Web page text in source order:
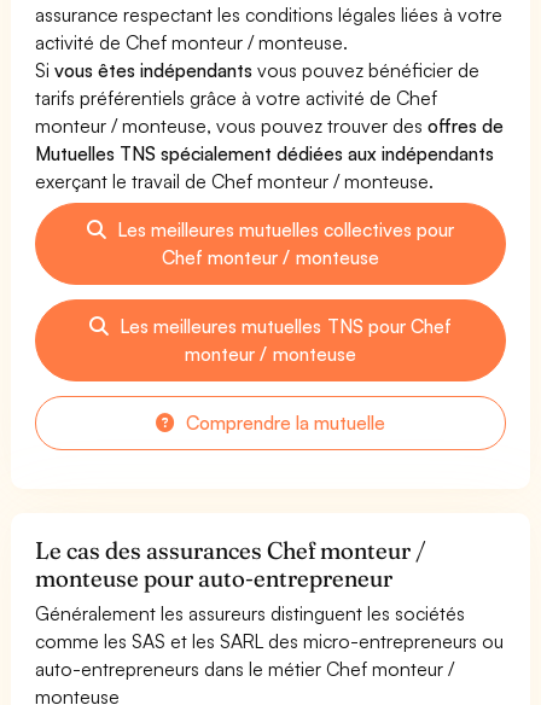
assurance respectant les conditions légales liées à votre
activité de Chef monteur / monteuse.
Sivous êtes indépendants vous pouvez bénéficier de
tarifs préférentiels grâce à votre activité de Chef
monteur / monteuse, vous pouvez trouver desoffres de
Mutuelles TNS spécialement dédiées aux indépendants
exerçant le travail de Chef monteur / monteuse.
Les meilleures mutuelles collectives pour
Chef monteur / monteuse
Les meilleures mutuelles TNS pour Chef
monteur / monteuse
Comprendre la mutuelle
Le cas des assurances Chef monteur /
monteuse pour auto-entrepreneur
Généralement les assureurs distinguent les sociétés
comme les SAS et les SARL des micro-entrepreneurs ou
auto-entrepreneurs dans le métier Chef monteur /
monteuse